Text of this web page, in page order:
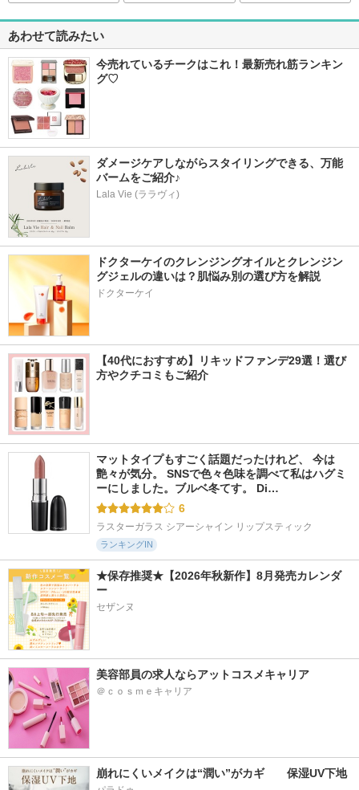
あわせて読みたい
今売れているチークはこれ！最新売れ筋ランキン
グ♡
ダメージケアしながらスタイリングできる、万能
バームをご紹介♪
Lala Vie (ララヴィ)
ドクターケイのクレンジングオイルとクレンジン
グジェルの違いは？肌悩み別の選び方を解説
ドクターケイ
【40代におすすめ】リキッドファンデ29選！選び
方やクチコミもご紹介
マットタイプもすごく話題だったけれど、 今は
艶々が気分。 SNSで色々色味を調べて私はハグミ
ーにしました。ブルベ冬てす。 Di…
6
ラスターガラス シアーシャイン リップスティック
ランキングIN
★保存推奨★【2026年秋新作】8月発売カレンダ
ー
セザンヌ
美容部員の求人ならアットコスメキャリア
＠ｃｏｓｍｅキャリア
崩れにくいメイクは“潤い”がカギ　　保湿UV下地